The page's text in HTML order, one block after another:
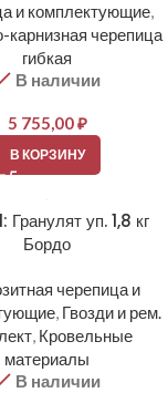
и комплектующие,
карнизная черепица
гибкая
В наличии
5 755,00₽
В КОРЗИНУ
уп. 1,8 кг
Бордо
черепица и
, Гвозди и рем.
, Кровельные
материалы
В наличии